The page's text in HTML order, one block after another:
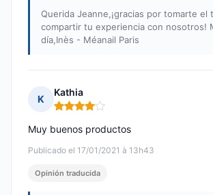
Querida Jeanne,¡gracias por tomarte el
compartir tu experiencia con nosotros!
día,Inès - Méanail Paris
K
Kathia
Nota: 4 de 5
Publicado el 17/01/2021 à 13h43
Muy buenos productos
Opinión traducida